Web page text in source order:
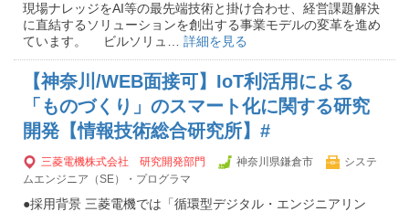
現場ナレッジをAI等の最先端技術と掛け合わせ、経営課題解決
に直結するソリューションを創出する事業モデルの変革を進め
ています。 ビルソリュ… 詳細を見る
【神奈川/WEB面接可】IoT利活用による
「ものづくり」のスマート化に関する研究
開発【情報技術総合研究所】#
三菱電機株式会社 研究開発部門 神奈川県鎌倉市
システ
ムエンジニア（SE）・プログラマ
●採用背景 三菱電機では「循環型デジタル・エンジニアリン